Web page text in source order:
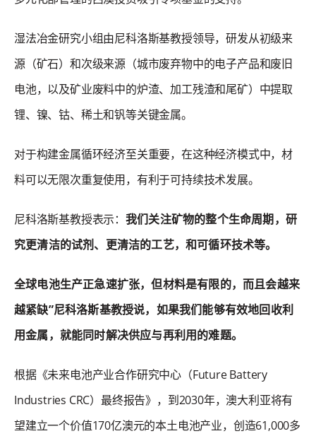
湿法冶金研究小组由尼科洛斯基教授领导，研发从初级来
源（矿石）和次级来源（城市废弃物中的电子产品和废旧
电池，以及矿业废料中的炉渣、加工残渣和尾矿）中提取
锂、镍、钴、稀土和钒等关键金属。
对于构建金属循环经济至关重要，在这种经济模式中，材
料可以无限次重复使用，有利于可持续技术发展。
尼科洛斯基教授表示： 我们关注矿物的整个生命周期，研
究更清洁的试剂、更清洁的工艺，和可循环技术等。
全球电池生产正急速扩张，但材料是有限的，而且会越来
越紧缺”尼科洛斯基教授说，如果我们能够有效地回收利
用金属，就能同时解决供应与再利用的难题。
根据《未来电池产业合作研究中心（Future Battery
Industries CRC）最终报告》，到2030年，澳大利亚将有
望建立一个价值170亿澳元的本土电池产业，创造61,000多